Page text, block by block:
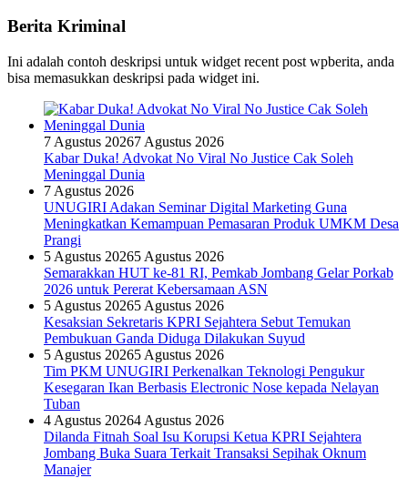
Berita Kriminal
Ini adalah contoh deskripsi untuk widget recent post wpberita, anda
bisa memasukkan deskripsi pada widget ini.
7 Agustus 20267 Agustus 2026
Kabar Duka! Advokat No Viral No Justice Cak Soleh
Meninggal Dunia
7 Agustus 2026
UNUGIRI Adakan Seminar Digital Marketing Guna
Meningkatkan Kemampuan Pemasaran Produk UMKM Desa
Prangi
5 Agustus 20265 Agustus 2026
Semarakkan HUT ke-81 RI, Pemkab Jombang Gelar Porkab
2026 untuk Pererat Kebersamaan ASN
5 Agustus 20265 Agustus 2026
Kesaksian Sekretaris KPRI Sejahtera Sebut Temukan
Pembukuan Ganda Diduga Dilakukan Suyud
5 Agustus 20265 Agustus 2026
Tim PKM UNUGIRI Perkenalkan Teknologi Pengukur
Kesegaran Ikan Berbasis Electronic Nose kepada Nelayan
Tuban
4 Agustus 20264 Agustus 2026
Dilanda Fitnah Soal Isu Korupsi Ketua KPRI Sejahtera
Jombang Buka Suara Terkait Transaksi Sepihak Oknum
Manajer